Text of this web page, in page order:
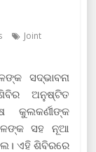
Joint
ସଦ୍ଭାବନା
ଅନୁଷ୍ଟିତ
କୁଲକର୍ଣୀଙ୍କ
ସହ ନୂଆ
ଏହି ଶିବିରରେ